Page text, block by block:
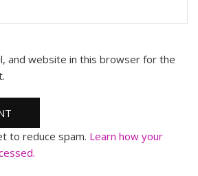
and website in this browser for the
to reduce spam. Learn how your